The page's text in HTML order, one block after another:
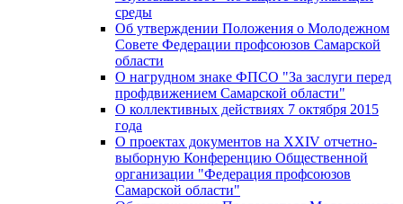
среды
Об утверждении Положения о Молодежном
Совете Федерации профсоюзов Самарской
области
О нагрудном знаке ФПСО "За заслуги перед
профдвижением Самарской области"
О коллективных действиях 7 октября 2015
года
О проектах документов на XXIV отчетно-
выборную Конференцию Общественной
организации "Федерация профсоюзов
Самарской области"